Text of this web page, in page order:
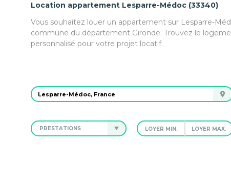
Location appartement Lesparre-Médoc (33340)
Vous souhaitez louer un appartement sur Lesparre-
commune du département Gironde. Trouvez le
personnalisé pour votre projet locatif.
PRESTATIONS